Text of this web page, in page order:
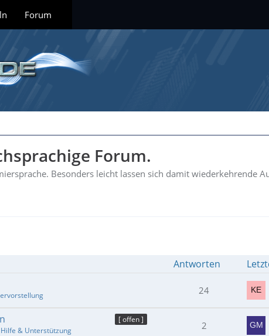
Forum
Forum.
Besonders leicht lassen sich damit wiederkehrende
Antworten
24
[ offen ]
Hilfe & Unterstützung 2